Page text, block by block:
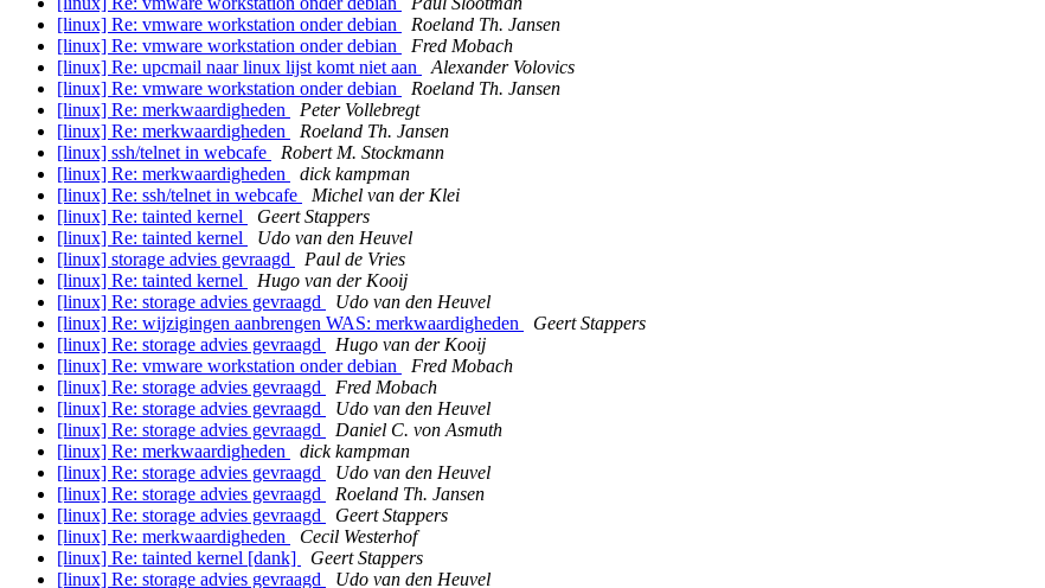
[linux] Re: vmware workstation onder debian
Roeland Th. Jansen
[linux] Re: vmware workstation onder debian
Fred Mobach
[linux] Re: upcmail naar linux lijst komt niet aan
Alexander Volovics
[linux] Re: vmware workstation onder debian
Roeland Th. Jansen
[linux] Re: merkwaardigheden
Peter Vollebregt
[linux] Re: merkwaardigheden
Roeland Th. Jansen
[linux] ssh/telnet in webcafe
Robert M. Stockmann
[linux] Re: merkwaardigheden
dick kampman
[linux] Re: ssh/telnet in webcafe
Michel van der Klei
[linux] Re: tainted kernel
Geert Stappers
[linux] Re: tainted kernel
Udo van den Heuvel
[linux] storage advies gevraagd
Paul de Vries
[linux] Re: tainted kernel
Hugo van der Kooij
[linux] Re: storage advies gevraagd
Udo van den Heuvel
[linux] Re: wijzigingen aanbrengen WAS: merkwaardigheden
Geert Stappers
[linux] Re: storage advies gevraagd
Hugo van der Kooij
[linux] Re: vmware workstation onder debian
Fred Mobach
[linux] Re: storage advies gevraagd
Fred Mobach
[linux] Re: storage advies gevraagd
Udo van den Heuvel
[linux] Re: storage advies gevraagd
Daniel C. von Asmuth
[linux] Re: merkwaardigheden
dick kampman
[linux] Re: storage advies gevraagd
Udo van den Heuvel
[linux] Re: storage advies gevraagd
Roeland Th. Jansen
[linux] Re: storage advies gevraagd
Geert Stappers
[linux] Re: merkwaardigheden
Cecil Westerhof
[linux] Re: tainted kernel [dank]
Geert Stappers
[linux] Re: storage advies gevraagd
Udo van den Heuvel